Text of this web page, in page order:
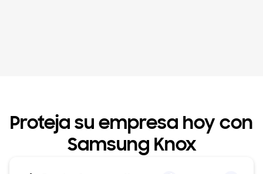
Proteja su empresa hoy con
Samsung Knox